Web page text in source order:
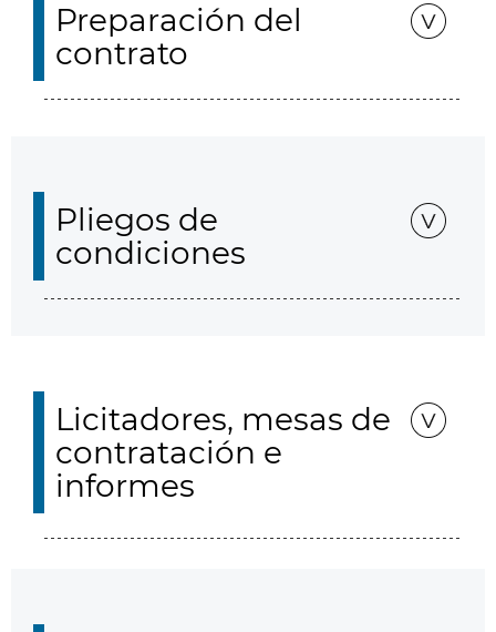
Preparación del
contrato
Pliegos de
condiciones
Licitadores, mesas de
contratación e
informes